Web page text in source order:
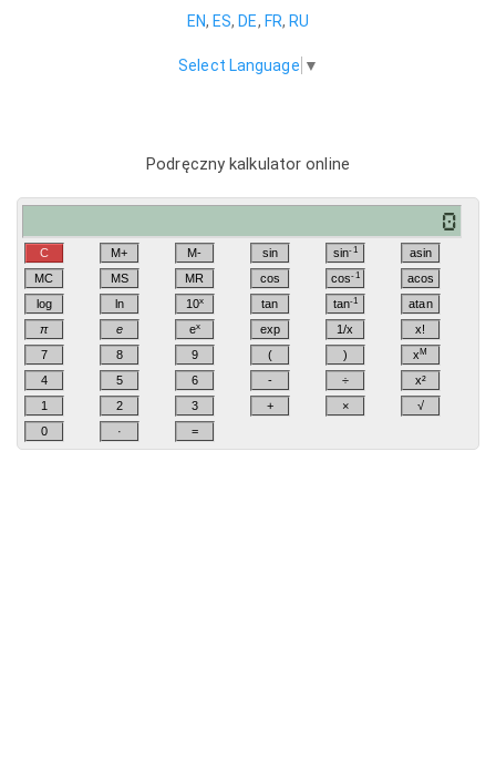
EN, ES, DE, FR, RU
Select Language ▼
Podręczny kalkulator online
C M+ M- sin sin-1
asin
MC
MS MR cos cos-1
acos
log
ln 10x tan tan-1
atan
π
e ex exp 1/x
x!
7
8 9 ( ) xM
4 5 6 - ÷
x²
1
2 3 + ×
√
0
· =